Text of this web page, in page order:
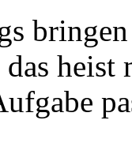
heist